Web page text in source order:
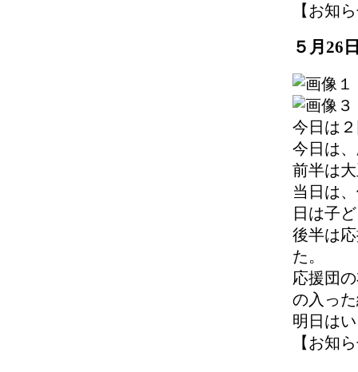
【お知
５月26
今日は
今日は
前半は
当日は
日は子
後半は
た。
応援団
の入っ
明日は
【お知